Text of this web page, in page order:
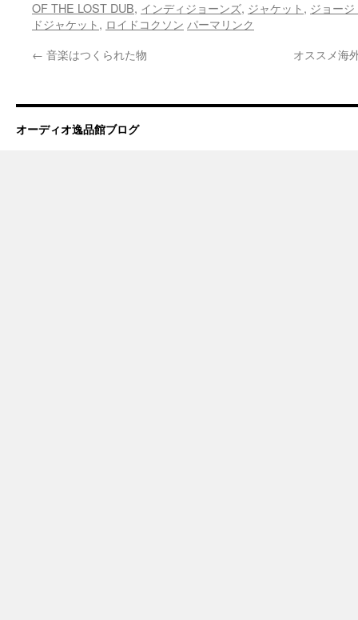
OF THE LOST DUB, インディジョーンズ, ジャケット, ジョー
ドジャケット, ロイドコクソン パーマリンク
← 音楽はつくられた物 オススメ海
オーディオ逸品館ブログ